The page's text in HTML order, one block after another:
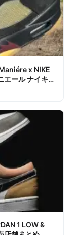
x NIKE
エール ナイキ
め
1 LOW &